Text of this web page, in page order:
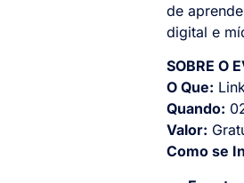
de
digital e
SOBRE O
O Que:
Quando:
Valor:
Como se